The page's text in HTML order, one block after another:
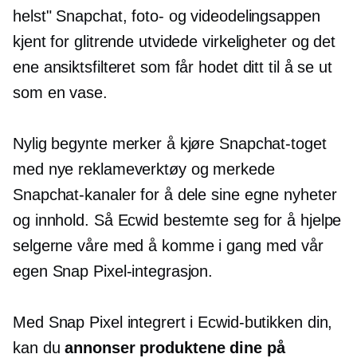
helst" Snapchat, foto- og videodelingsappen
kjent for glitrende utvidede virkeligheter og det
ene ansiktsfilteret som får hodet ditt til å se ut
som en vase.
Nylig begynte merker å kjøre Snapchat-toget
med nye reklameverktøy og merkede
Snapchat-kanaler for å dele sine egne nyheter
og innhold. Så Ecwid bestemte seg for å hjelpe
selgerne våre med å komme i gang med vår
egen Snap Pixel-integrasjon.
Med Snap Pixel integrert i Ecwid-butikken din,
kan duannonser produktene dine på